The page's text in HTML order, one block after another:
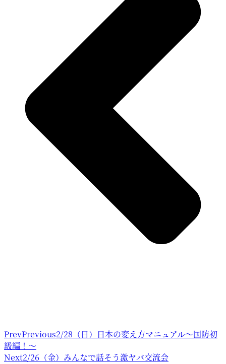
PrevPrevious2/28（日）日本の変え方マニュアル～国防初
級編！～
Next2/26（金）みんなで話そう激ヤバ交流会